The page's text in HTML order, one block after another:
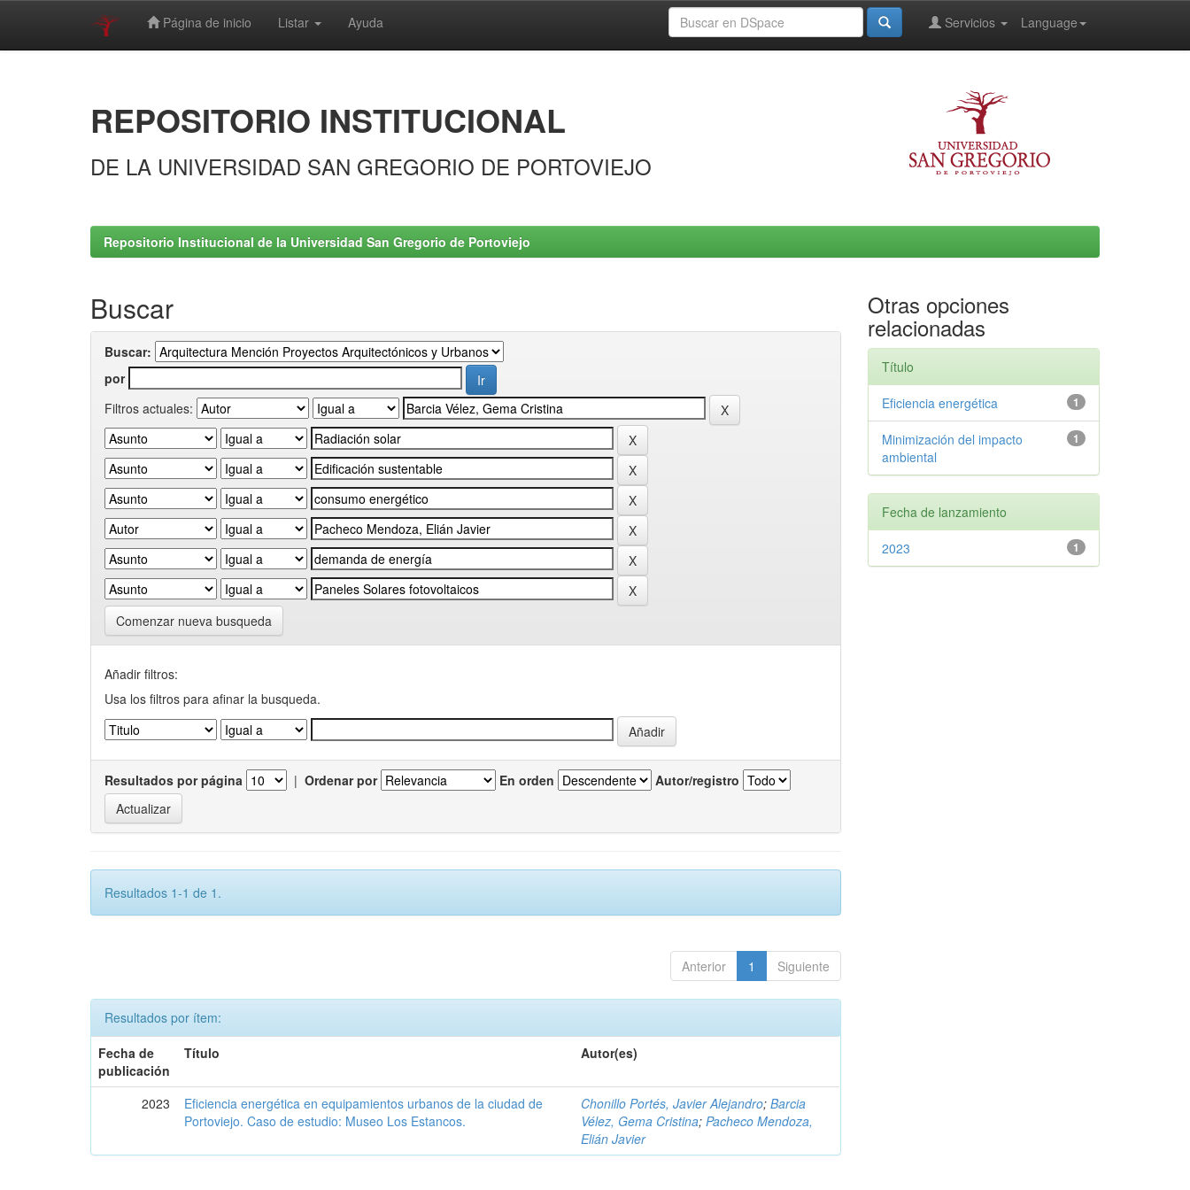
Página de inicio Listar Ayuda Language
Servicios
REPOSITORIO INSTITUCIONAL
DE LA UNIVERSIDAD SAN GREGORIO DE PORTOVIEJO
Repositorio Institucional de la Universidad San Gregorio de Portoviejo
Buscar
Buscar:
por
Filtros actuales:
Comenzar nueva busqueda
Añadir filtros:
Usa los filtros para afinar la busqueda.
Resultados por página | Ordenar por En orden Autor/registro
Resultados 1-1 de 1.
Anterior 1 Siguiente
Resultados por ítem:
Fecha de
publicación
Título Autor(es)
2023
Eficiencia energética en equipamientos urbanos de la ciudad de
Portoviejo. Caso de estudio: Museo Los Estancos.
Chonillo Portés, Javier Alejandro;Barcia
Vélez, Gema Cristina;Pacheco Mendoza,
Elián Javier
Otras opciones
relacionadas
Título
1
Eficiencia energética
1
Minimización del impacto
ambiental
Fecha de lanzamiento
1
2023